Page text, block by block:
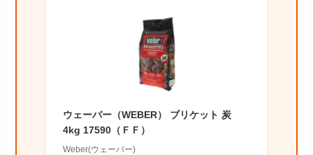
ウェーバー（WEBER） ブリケット 炭
4kg 17590（ＦＦ）
Weber(ウェーバー)